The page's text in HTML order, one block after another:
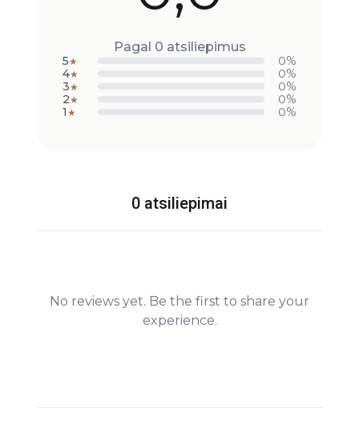
Pagal 0 atsiliepimus
5★
0%
4★
0%
3★
0%
2★
0%
1 ★ 0%
0 atsiliepimai
No reviews yet. Be the first to share your
experience.